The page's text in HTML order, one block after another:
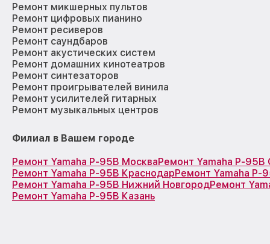
Ремонт микшерных пультов
Ремонт цифровых пианино
Ремонт ресиверов
Ремонт саундбаров
Ремонт акустических систем
Ремонт домашних кинотеатров
Ремонт синтезаторов
Ремонт проигрывателей винила
Ремонт усилителей гитарных
Ремонт музыкальных центров
Филиал в Вашем городе
Ремонт Yamaha P-95B МоскваРемонт Yamaha P-95B
Ремонт Yamaha P-95B КраснодарРемонт Yamaha P-
Ремонт Yamaha P-95B Нижний НовгородРемонт
Ремонт Yamaha P-95B Казань